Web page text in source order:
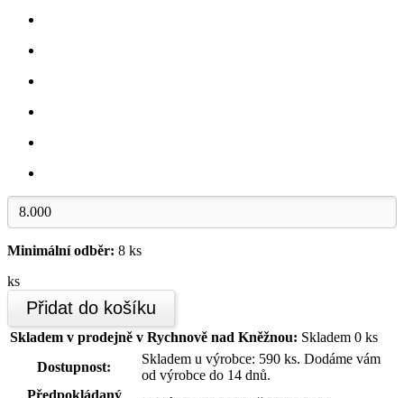
Minimální odběr: 8 ks
ks
Přidat do košíku
Skladem v prodejně v Rychnově nad Kněžnou: Skladem 0 ks
Dostupnost:
Skladem u výrobce: 590 ks. Dodáme vám
od výrobce do 14 dnů.
Předpokládaný